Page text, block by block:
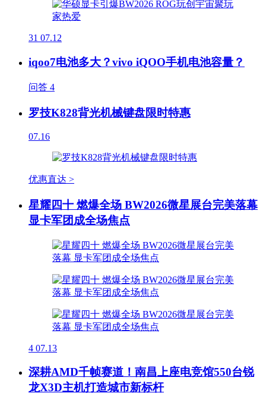
31 07.12
iqoo7电池多大？vivo iQOO手机电池容量？
问答 4
罗技K828背光机械键盘限时特惠
07.16
优惠直达 >
星耀四十 燃爆全场 BW2026微星展台完美落幕
显卡军团成全场焦点
4 07.13
深耕AMD千帧赛道！南昌上座电竞馆550台锐
龙X3D主机打造城市新标杆